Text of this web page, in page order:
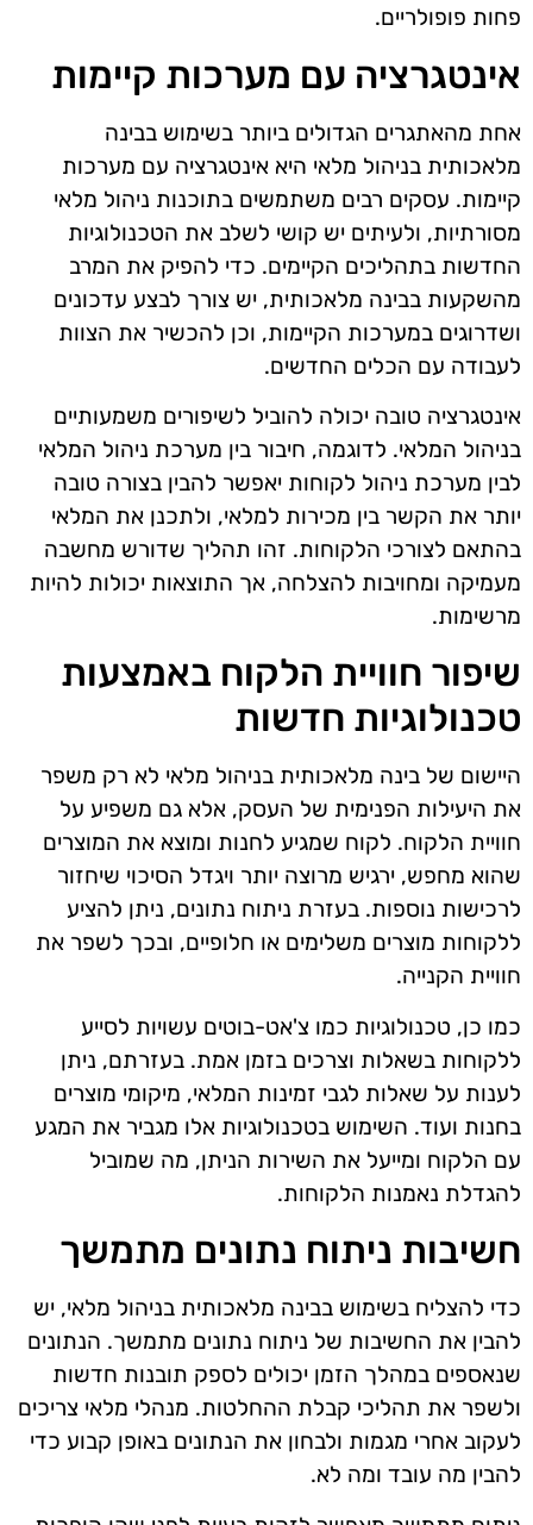
פחות פופולריים.
אינטגרציה עם מערכות קיימות
אחת מהאתגרים הגדולים ביותר בשימוש בבינה
מלאכותית בניהול מלאי היא אינטגרציה עם מערכות
קיימות. עסקים רבים משתמשים בתוכנות ניהול מלאי
מסורתיות, ולעיתים יש קושי לשלב את הטכנולוגיות
החדשות בתהליכים הקיימים. כדי להפיק את המרב
מהשקעות בבינה מלאכותית, יש צורך לבצע עדכונים
ושדרוגים במערכות הקיימות, וכן להכשיר את הצוות
לעבודה עם הכלים החדשים.
אינטגרציה טובה יכולה להוביל לשיפורים משמעותיים
בניהול המלאי. לדוגמה, חיבור בין מערכת ניהול המלאי
לבין מערכת ניהול לקוחות יאפשר להבין בצורה טובה
יותר את הקשר בין מכירות למלאי, ולתכנן את המלאי
בהתאם לצורכי הלקוחות. זהו תהליך שדורש מחשבה
מעמיקה ומחויבות להצלחה, אך התוצאות יכולות להיות
מרשימות.
שיפור חוויית הלקוח באמצעות
טכנולוגיות חדשות
היישום של בינה מלאכותית בניהול מלאי לא רק משפר
את היעילות הפנימית של העסק, אלא גם משפיע על
חוויית הלקוח. לקוח שמגיע לחנות ומוצא את המוצרים
שהוא מחפש, ירגיש מרוצה יותר ויגדל הסיכוי שיחזור
לרכישות נוספות. בעזרת ניתוח נתונים, ניתן להציע
ללקוחות מוצרים משלימים או חלופיים, ובכך לשפר את
חוויית הקנייה.
כמו כן, טכנולוגיות כמו צ'אט-בוטים עשויות לסייע
ללקוחות בשאלות וצרכים בזמן אמת. בעזרתם, ניתן
לענות על שאלות לגבי זמינות המלאי, מיקומי מוצרים
בחנות ועוד. השימוש בטכנולוגיות אלו מגביר את המגע
עם הלקוח ומייעל את השירות הניתן, מה שמוביל
להגדלת נאמנות הלקוחות.
חשיבות ניתוח נתונים מתמשך
כדי להצליח בשימוש בבינה מלאכותית בניהול מלאי, יש
להבין את החשיבות של ניתוח נתונים מתמשך. הנתונים
שנאספים במהלך הזמן יכולים לספק תובנות חדשות
ולשפר את תהליכי קבלת ההחלטות. מנהלי מלאי צריכים
לעקוב אחרי מגמות ולבחון את הנתונים באופן קבוע כדי
להבין מה עובד ומה לא.